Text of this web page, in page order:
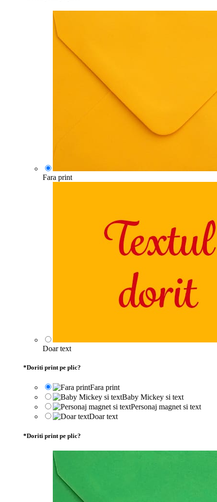
Fara print
Doar text
*Doriti print pe plic?
Fara print
Baby Mickey si text
Personaj magnet si text
Doar text
*Doriti print pe plic?